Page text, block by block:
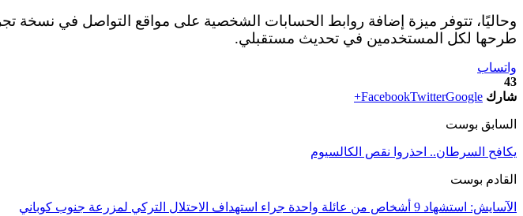
وحاليًا، تتوفر ميزة إضافة روابط الحسابات الشخصية على مواقع التواصل في نسخة
طرحها لكل المستخدمين في تحديث مستقبلي.
واتساب
43
شارك
FacebookTwitterGoogle+
السابق بوست
يكافح السرطان.. احذروا نقص الكالسيوم
القادم بوست
الآسايش: استشهاد 9 أشخاص من عائلة واحدة جراء استهداف الاحتلال التركي لمزرعة جنوب كوباني